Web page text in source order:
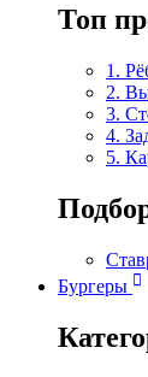
Топ
1.
2.
3.
4.
5.
Бургеры